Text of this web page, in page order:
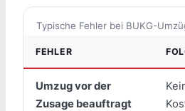
Typische Fehler bei BUKG-
FEHLER
Umzug vor der
Zusage beauftragt